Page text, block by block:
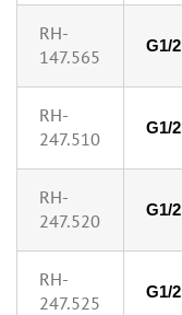
RH-
147.565
G1/2
RH-
247.510
G1/2
RH-
247.520
G1/2
RH-
247.525
G1/2